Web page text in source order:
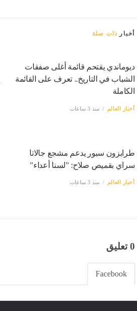
أخبار ذات صلة
ديوماندي يقتحم قائمة أغلى صفقات
الشباب في التاريخ.. تعرف على القائمة
الكاملة
أخبار العالم منذ 3 ساعات
طرابزون سبور يدعم مشجع جالاتا
سراي بقميص صلاح: "لسنا أعداء"
أخبار العالم منذ 3 ساعات
0 تعليق
Facebook